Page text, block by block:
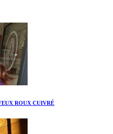
ROUX CUIVRÉ